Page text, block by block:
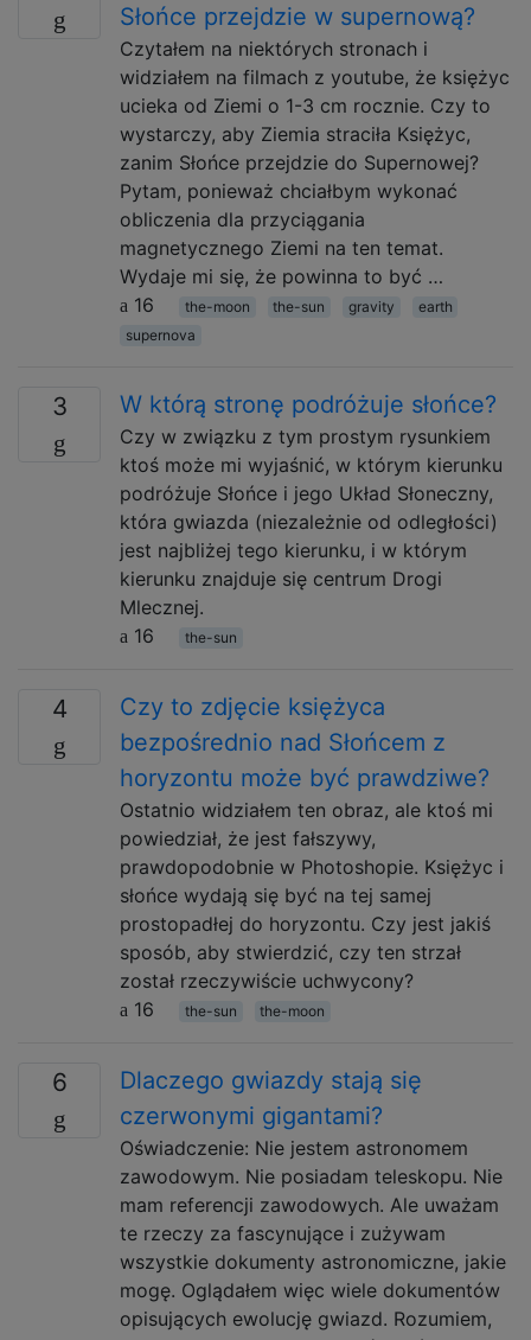
Słońce przejdzie w supernową?
Czytałem na niektórych stronach i
widziałem na filmach z youtube, że księżyc
ucieka od Ziemi o 1-3 cm rocznie. Czy to
wystarczy, aby Ziemia straciła Księżyc,
zanim Słońce przejdzie do Supernowej?
Pytam, ponieważ chciałbym wykonać
obliczenia dla przyciągania
magnetycznego Ziemi na ten temat.
Wydaje mi się, że powinna to być …
16
the-moon the-sun gravity
earth
supernova
3 W którą stronę podróżuje słońce?
Czy w związku z tym prostym rysunkiem
ktoś może mi wyjaśnić, w którym kierunku
podróżuje Słońce i jego Układ Słoneczny,
która gwiazda (niezależnie od odległości)
jest najbliżej tego kierunku, i w którym
kierunku znajduje się centrum Drogi
Mlecznej.
16
the-sun
4
Czy to zdjęcie księżyca
bezpośrednio nad Słońcem z
horyzontu może być prawdziwe?
Ostatnio widziałem ten obraz, ale ktoś mi
powiedział, że jest fałszywy,
prawdopodobnie w Photoshopie. Księżyc i
słońce wydają się być na tej samej
prostopadłej do horyzontu. Czy jest jakiś
sposób, aby stwierdzić, czy ten strzał
został rzeczywiście uchwycony?
16
the-sun the-moon
6
Dlaczego gwiazdy stają się
czerwonymi gigantami?
Oświadczenie: Nie jestem astronomem
zawodowym. Nie posiadam teleskopu. Nie
mam referencji zawodowych. Ale uważam
te rzeczy za fascynujące i zużywam
wszystkie dokumenty astronomiczne, jakie
mogę. Oglądałem więc wiele dokumentów
opisujących ewolucję gwiazd. Rozumiem,